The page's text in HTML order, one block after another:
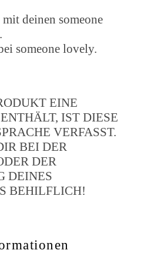
deinen someone
someone lovely.
EINE
IST DIESE
VERFASST.
BEI DER
DER
DEINES
BEHILFLICH!